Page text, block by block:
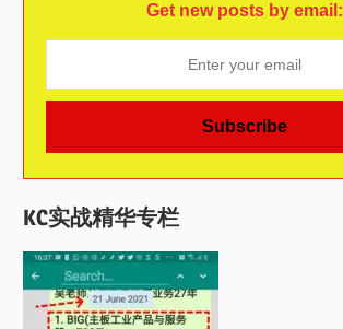
Get new posts by email:
KC实战精华专栏